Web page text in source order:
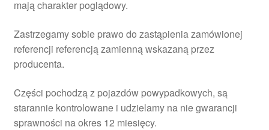
mają charakter poglądowy.
Zastrzegamy sobie prawo do zastąpienia zamówionej
referencji referencją zamienną wskazaną przez
producenta.
Części pochodzą z pojazdów powypadkowych, są
starannie kontrolowane i udzielamy na nie gwarancji
sprawności na okres 12 miesięcy.